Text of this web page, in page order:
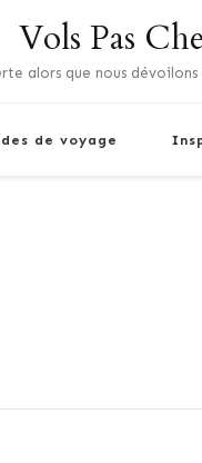
Vols Pas
alors que nous
de voyage